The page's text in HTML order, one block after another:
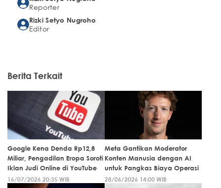
Reporter
Rizki Setyo Nugroho
Editor
Berita Terkait
Google Kena Denda Rp12,8
Miliar, Pengadilan Eropa Soroti
Iklan Judi Online di YouTube
16/07/2026 20:35 WIB
Meta Gantikan Moderator
Konten Manusia dengan AI
untuk Pangkas Biaya Operasi
28/06/2026 14:00 WIB